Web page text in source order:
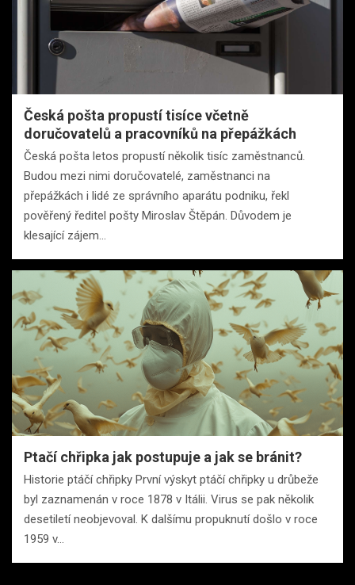
Česká pošta propustí tisíce včetně
doručovatelů a pracovníků na přepážkách
Česká pošta letos propustí několik tisíc zaměstnanců.
Budou mezi nimi doručovatelé, zaměstnanci na
přepážkách i lidé ze správního aparátu podniku, řekl
pověřený ředitel pošty Miroslav Štěpán. Důvodem je
klesající zájem…
Ptačí chřipka jak postupuje a jak se bránit?
Historie ptáčí chřipky První výskyt ptáčí chřipky u drůbeže
byl zaznamenán v roce 1878 v Itálii. Virus se pak několik
desetiletí neobjevoval. K dalšímu propuknutí došlo v roce
1959 v…